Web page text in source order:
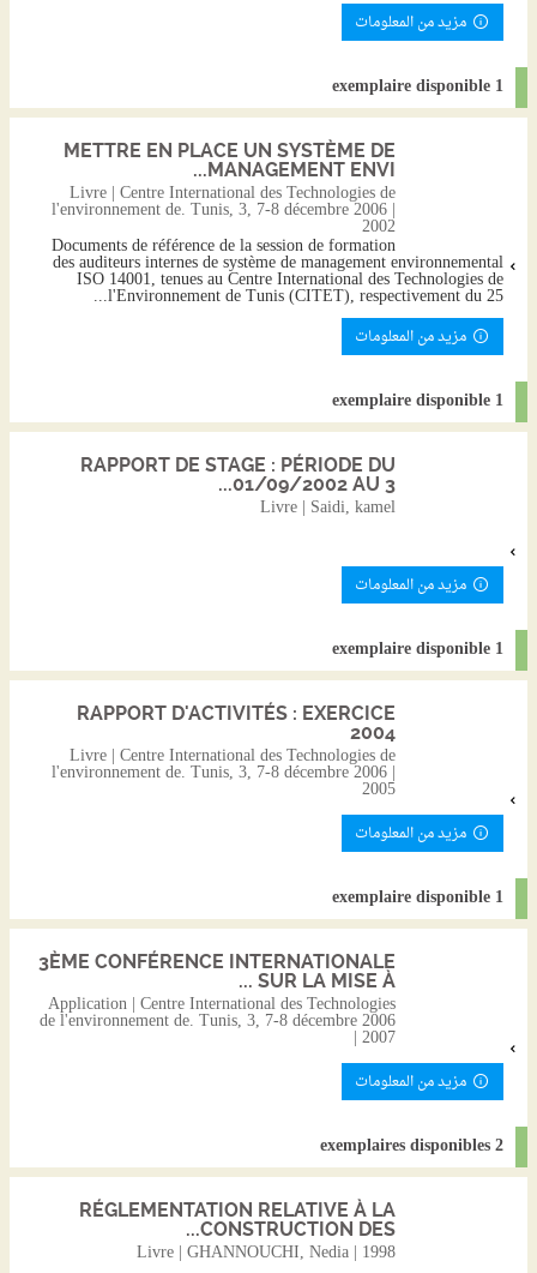
مزيد من المعلومات
1 exemplaire disponible
METTRE EN PLACE UN SYSTÈME DE
MANAGEMENT ENVI...
Livre | Centre International des Technologies de
l'environnement de. Tunis, 3, 7-8 décembre 2006 |
2002
Documents de référence de la session de formation
des auditeurs internes de système de management environnemental
ISO 14001, tenues au Centre International des Technologies de
l'Environnement de Tunis (CITET), respectivement du 25...
مزيد من المعلومات
1 exemplaire disponible
RAPPORT DE STAGE : PÉRIODE DU
01/09/2002 AU 3...
Livre | Saidi, kamel
مزيد من المعلومات
1 exemplaire disponible
RAPPORT D'ACTIVITÉS : EXERCICE
2004
Livre | Centre International des Technologies de
l'environnement de. Tunis, 3, 7-8 décembre 2006 |
2005
مزيد من المعلومات
1 exemplaire disponible
3ÈME CONFÉRENCE INTERNATIONALE
SUR LA MISE À ...
Application | Centre International des Technologies
de l'environnement de. Tunis, 3, 7-8 décembre 2006
| 2007
مزيد من المعلومات
2 exemplaires disponibles
RÉGLEMENTATION RELATIVE À LA
CONSTRUCTION DES...
Livre | GHANNOUCHI, Nedia | 1998